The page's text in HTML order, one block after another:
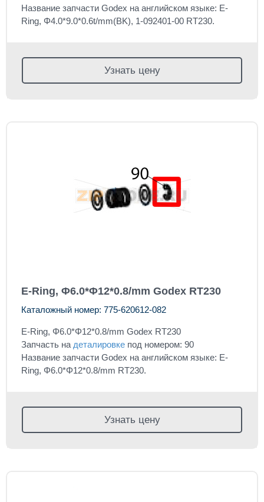
Название запчасти Godex на английском языке: E-
Ring, Φ4.0*9.0*0.6t/mm(BK), 1-092401-00 RT230.
Узнать цену
E-Ring, Φ6.0*Φ12*0.8/mm Godex RT230
Каталожный номер: 775-620612-082
E-Ring, Φ6.0*Φ12*0.8/mm Godex RT230
Запчасть на деталировке под номером: 90
Название запчасти Godex на английском языке: E-
Ring, Φ6.0*Φ12*0.8/mm RT230.
Узнать цену